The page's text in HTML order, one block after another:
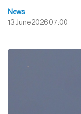
News
13 June 2026 07:00